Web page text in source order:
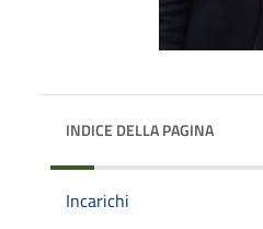
INDICE DELLA PAGINA
Incarichi